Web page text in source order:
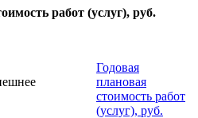
работ (услуг), руб.
Годовая
плановая
стоимость работ
(услуг), руб.